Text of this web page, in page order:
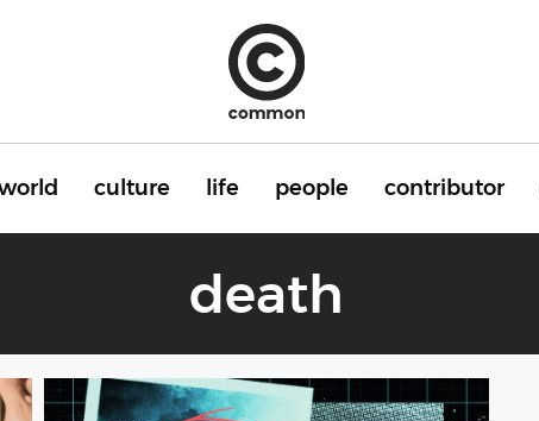
culture life people contributor
death